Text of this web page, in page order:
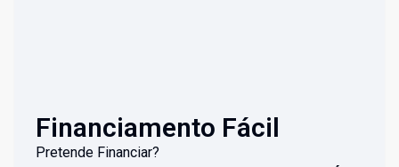
Financiamento Fácil
Pretende Financiar?